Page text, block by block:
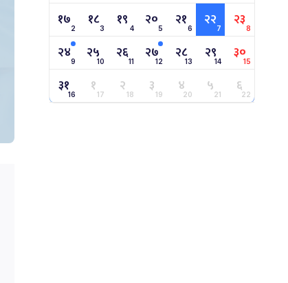
१७2 १८3 १९ 4 २०5 २१6 २२7 २३8
२४9 २५10 २६11 २७12 २८13 २९14 ३०15
३१16 १17 २18 ३19 ४20 ५21 ६22